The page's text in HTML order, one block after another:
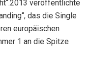
veröffentlichte
das die Single
europäischen
1 an die Spitze